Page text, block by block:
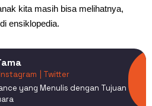
kita masih bisa melihatnya,
ensiklopedia.
| Instagram
| Twitter
yang Menulis dengan Tujuan